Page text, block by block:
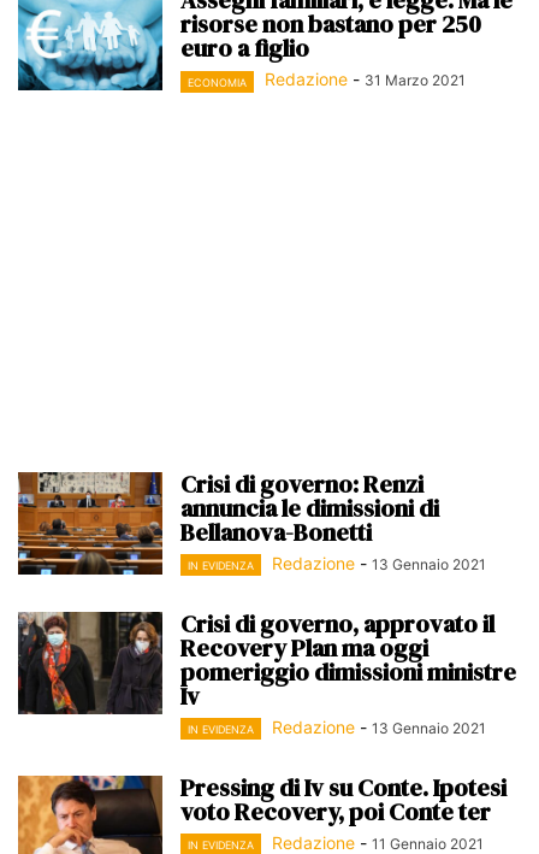
risorse non bastano per 250
euro a figlio
ECONOMIA Redazione - 31 Marzo 2021
Crisi di governo: Renzi
annuncia le dimissioni di
Bellanova-Bonetti
IN EVIDENZA Redazione - 13 Gennaio 2021
Crisi di governo, approvato il
Recovery Plan ma oggi
pomeriggio dimissioni ministre
Iv
IN EVIDENZA Redazione - 13 Gennaio 2021
Pressing di Iv su Conte. Ipotesi
voto Recovery, poi Conte ter
IN EVIDENZA Redazione - 11 Gennaio 2021